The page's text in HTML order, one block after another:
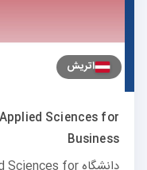
Sciences for
Business
اتریش